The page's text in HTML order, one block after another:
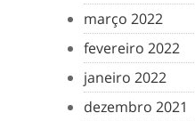
março 2022
fevereiro 2022
janeiro 2022
dezembro 2021